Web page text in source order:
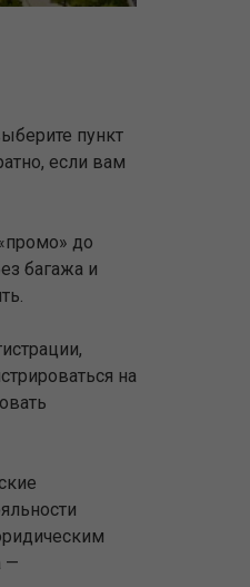
пункт
если вам
до
багажа и
на
—